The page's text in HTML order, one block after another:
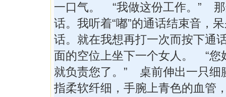
一口气。 “我做这份工作。” 那
话。我听着“嘟”的通话结束音，
话。就在我想再打一次而按下通
面的空位上坐下一个女人。 “您
就负责您了。” 桌前伸出一只细
指柔软纤细，手腕上青色的血管